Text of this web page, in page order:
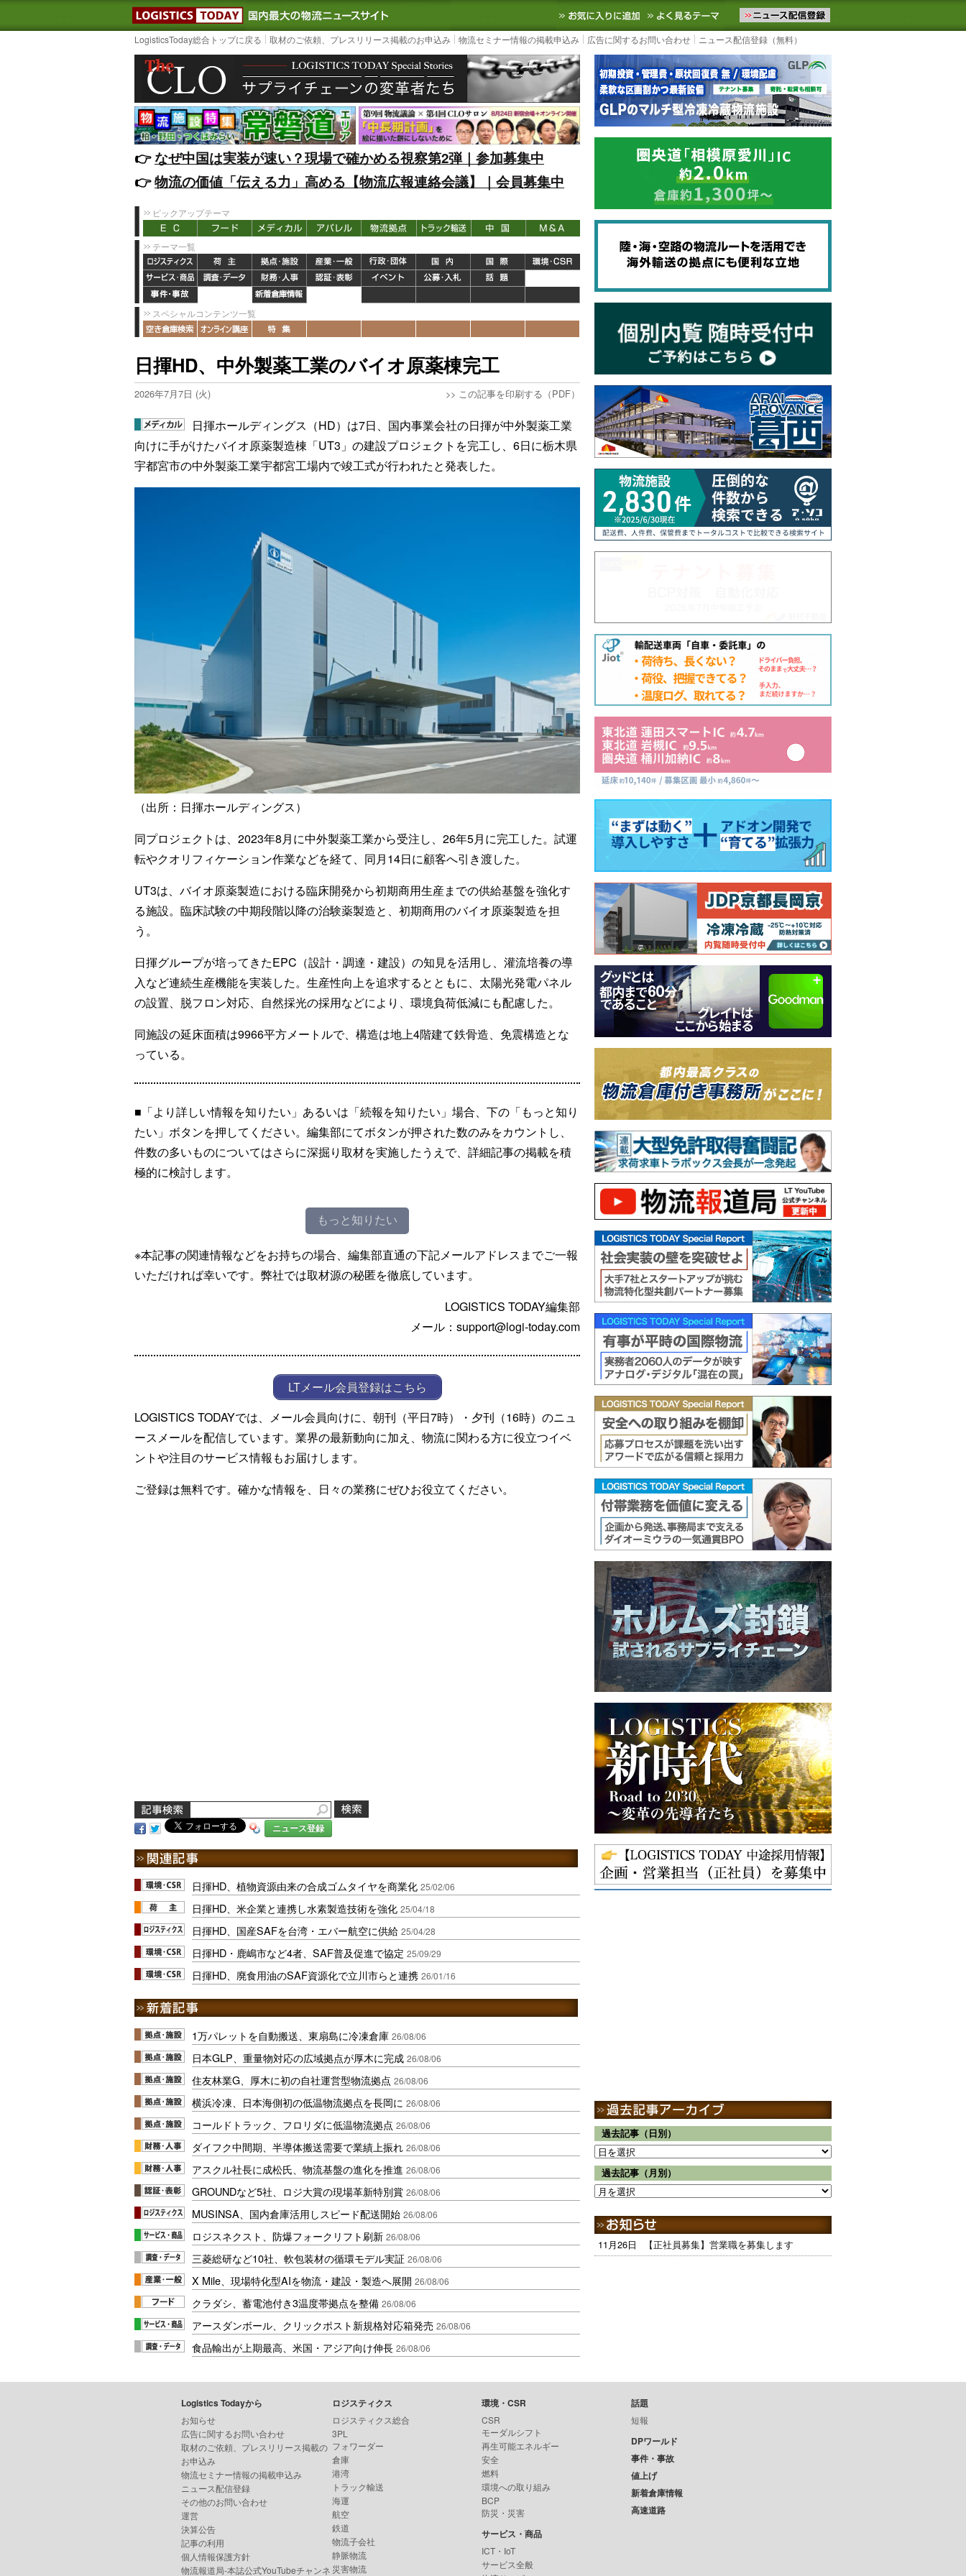
LOGISTICS TODAY｜国内最大の物流ニュースサイト3PL, SCMなど国内外の最新の物流ニュースをお届けします。物流ニュースメール配信を登録す
お気に入りに追加 よく見るテーマ
LogisticsToday総合トップに戻る 取材のご依頼、プレスリリース掲載のお申込み 物流セミナー情報の掲載申込み 広告に関するお問い合わせ ニュース配信登録（無料）
👉️なぜ中国は実装が速い？現場で確かめる視察第2弾｜参加募集中
👉️物流の価値「伝える力」高める【物流広報連絡会議】｜会員募集中
ピックアップテーマ
テーマ一覧
スペシャルコンテンツ一覧
日揮HD、中外製薬工業のバイオ原薬棟完工
2026年7月7日 (火) >> この記事を印刷する（PDF）
日揮ホールディングス（HD）は7日、国内事業会社の日揮が中外製薬工業
向けに手がけたバイオ原薬製造棟「UT3」の建設プロジェクトを完工し、6日に栃木県
宇都宮市の中外製薬工業宇都宮工場内で竣工式が行われたと発表した。
（出所：日揮ホールディングス）
同プロジェクトは、2023年8月に中外製薬工業から受注し、26年5月に完工した。試運
転やクオリフィケーション作業などを経て、同月14日に顧客へ引き渡した。
UT3は、バイオ原薬製造における臨床開発から初期商用生産までの供給基盤を強化す
る施設。臨床試験の中期段階以降の治験薬製造と、初期商用のバイオ原薬製造を担
う。
日揮グループが培ってきたEPC（設計・調達・建設）の知見を活用し、灌流培養の導
入など連続生産機能を実装した。生産性向上を追求するとともに、太陽光発電パネル
の設置、脱フロン対応、自然採光の採用などにより、環境負荷低減にも配慮した。
同施設の延床面積は9966平方メートルで、構造は地上4階建て鉄骨造、免震構造とな
っている。
■「より詳しい情報を知りたい」あるいは「続報を知りたい」場合、下の「もっと知り
たい」ボタンを押してください。編集部にてボタンが押された数のみをカウントし、
件数の多いものについてはさらに深掘り取材を実施したうえで、詳細記事の掲載を積
極的に検討します。
もっと知りたい
※本記事の関連情報などをお持ちの場合、編集部直通の下記メールアドレスまでご一報
いただければ幸いです。弊社では取材源の秘匿を徹底しています。
LOGISTICS TODAY編集部
メール：support@logi-today.com
LTメール会員登録はこちら
LOGISTICS TODAYでは、メール会員向けに、朝刊（平日7時）・夕刊（16時）のニュ
ースメールを配信しています。業界の最新動向に加え、物流に関わる方に役立つイベ
ントや注目のサービス情報もお届けします。
ご登録は無料です。確かな情報を、日々の業務にぜひお役立てください。
ニュース登録
日揮HD、植物資源由来の合成ゴムタイヤを商業化 25/02/06
日揮HD、米企業と連携し水素製造技術を強化 25/04/18
日揮HD、国産SAFを台湾・エバー航空に供給 25/04/28
日揮HD・鹿嶋市など4者、SAF普及促進で協定 25/09/29
日揮HD、廃食用油のSAF資源化で立川市らと連携 26/01/16
1万パレットを自動搬送、東扇島に冷凍倉庫 26/08/06
日本GLP、重量物対応の広域拠点が厚木に完成 26/08/06
住友林業G、厚木に初の自社運営型物流拠点 26/08/06
横浜冷凍、日本海側初の低温物流拠点を長岡に 26/08/06
コールドトラック、フロリダに低温物流拠点 26/08/06
ダイフク中間期、半導体搬送需要で業績上振れ 26/08/06
アスクル社長に成松氏、物流基盤の進化を推進 26/08/06
GROUNDなど5社、ロジ大賞の現場革新特別賞 26/08/06
MUSINSA、国内倉庫活用しスピード配送開始 26/08/06
ロジスネクスト、防爆フォークリフト刷新 26/08/06
三菱総研など10社、軟包装材の循環モデル実証 26/08/06
X Mile、現場特化型AIを物流・建設・製造へ展開 26/08/06
クラダシ、蓄電池付き3温度帯拠点を整備 26/08/06
アースダンボール、クリックポスト新規格対応箱発売 26/08/06
食品輸出が上期最高、米国・アジア向け伸長 26/08/06
過去記事（日別）
過去記事（月別）
11月26日 【正社員募集】営業職を募集します
Logistics Todayから
お知らせ
広告に関するお問い合わせ
取材のご依頼、プレスリリース掲載の
お申込み
物流セミナー情報の掲載申込み
ニュース配信登録
その他のお問い合わせ
運営
決算公告
記事の利用
個人情報保護方針
物流報道局-本誌公式YouTubeチャンネ
ロジスティクス
ロジスティクス総合
3PL
フォワーダー
倉庫
港湾
トラック輸送
海運
航空
鉄道
物流子会社
静脈物流
災害物流
環境・CSR
CSR
モーダルシフト
再生可能エネルギー
安全
燃料
環境への取り組み
BCP
防災・災害
サービス・商品
ICT・IoT
サービス全般
話題
短報
DPワールド
事件・事故
値上げ
新着倉庫情報
高速道路